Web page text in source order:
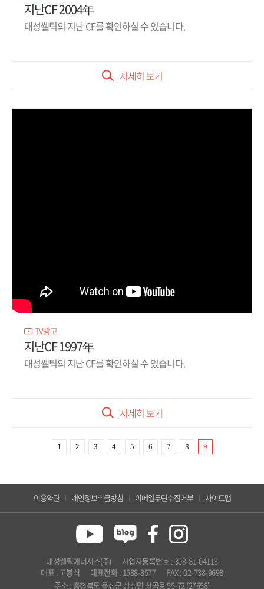
지난CF 2004年
대성쎌틱의 지난 CF를 확인하실 수 있습니다.
자세히 보기
TV광고
지난CF 1997年
대성쎌틱의 지난 CF를 확인하실 수 있습니다.
자세히 보기
1 2 3 4 5 6 7 8 9
이용약관 개인정보취급방침 이메일무단수집거부 사이트맵
대성쎌틱에너시스(주)
사업자등록번호 : 303-81-04113
대표 : 고봉식
대표전화 : 1588-8577
FAX : 02-738-9698
주소 : 충청북도 음성군 삼성면 상곡로 55-72 (27658)